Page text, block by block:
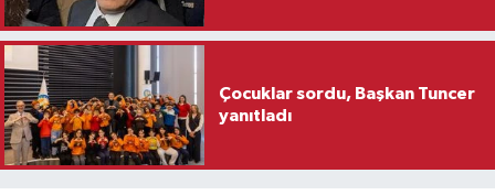
Çocuklar sordu, Başkan Tuncer
yanıtladı